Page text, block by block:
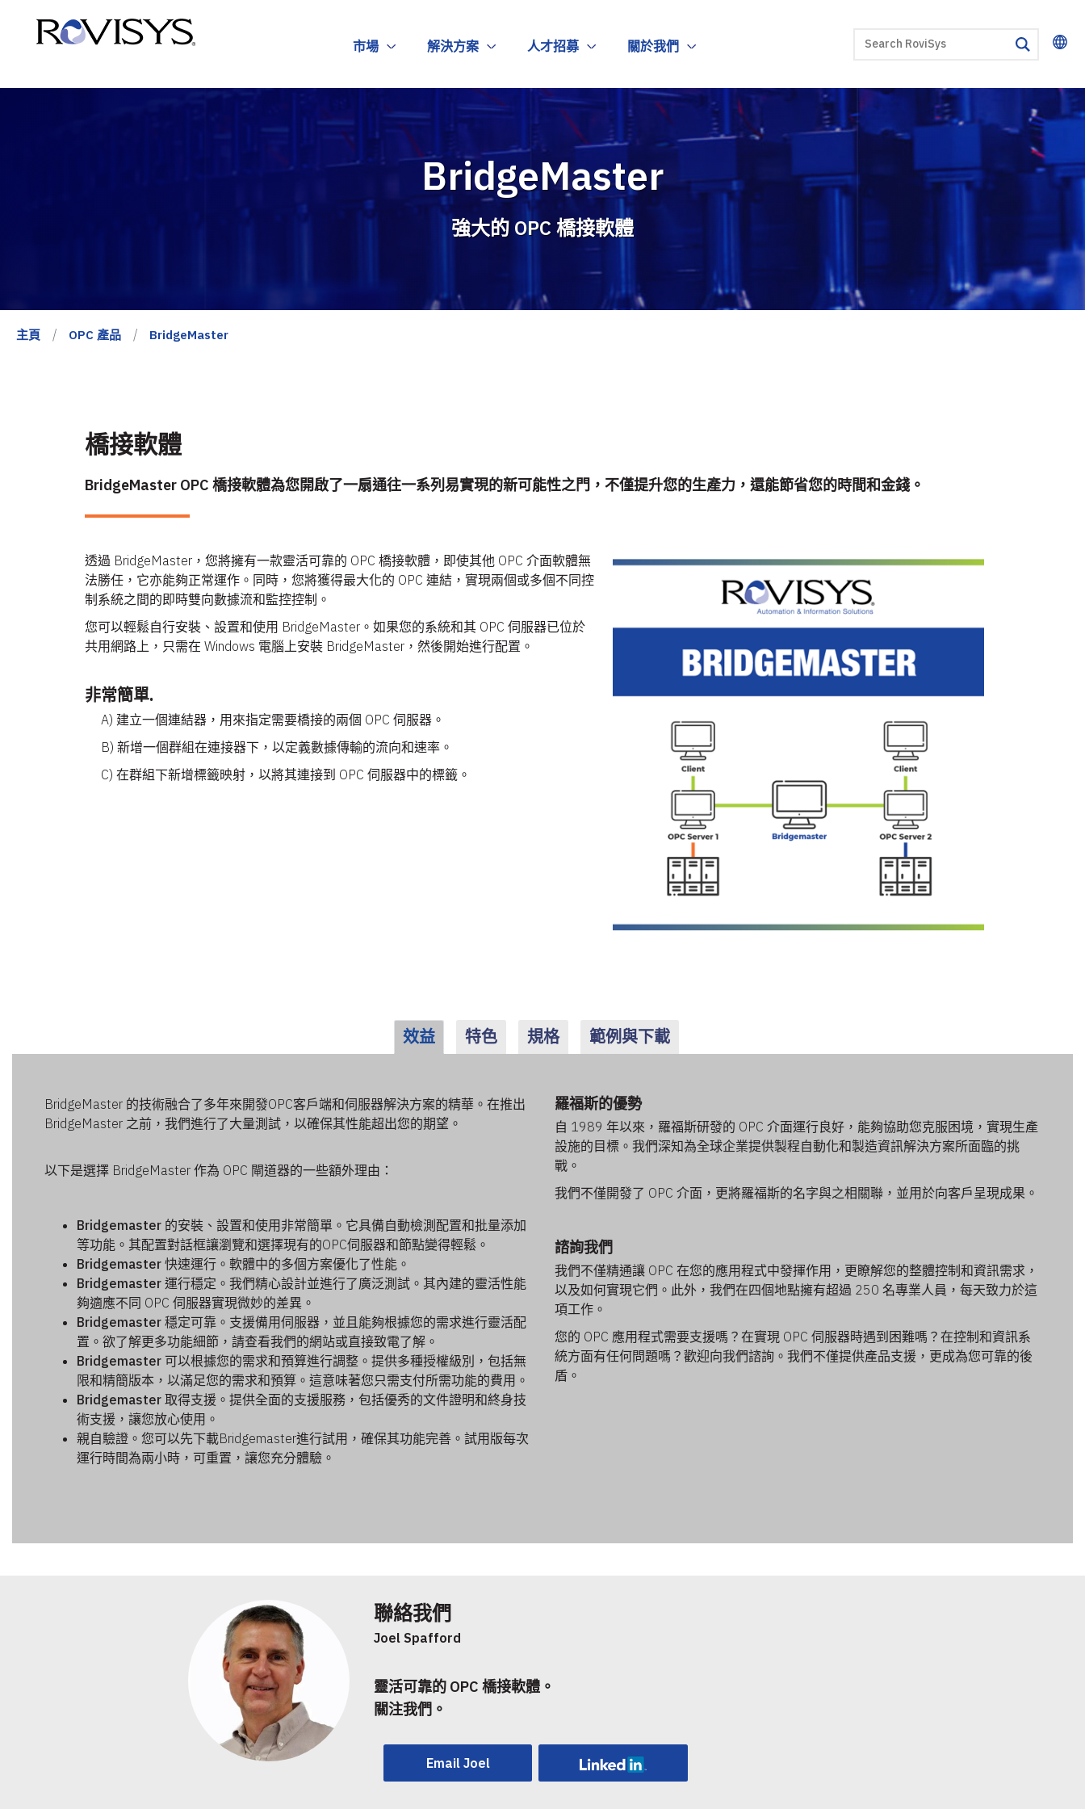
市場 解決方案 人才招募 關於我們
search
BridgeMaster
強大的 OPC 橋接軟體
主頁 OPC 產品 BridgeMaster
橋接軟體
BridgeMaster OPC 橋接軟體為您開啟了一扇通往一系列易實現的新可能性之門，不僅提升您的生產力，還能節省您的時間和金錢。
透過 BridgeMaster，您將擁有一款靈活可靠的 OPC 橋接軟體，即使其他 OPC 介面軟體無
法勝任，它亦能夠正常運作。同時，您將獲得最大化的 OPC 連結，實現兩個或多個不同控
制系統之間的即時雙向數據流和監控控制。
您可以輕鬆自行安裝、設置和使用 BridgeMaster。如果您的系統和其 OPC 伺服器已位於
共用網路上，只需在 Windows 電腦上安裝 BridgeMaster，然後開始進行配置。
非常簡單.
A) 建立一個連結器，用來指定需要橋接的兩個 OPC 伺服器。
B) 新增一個群組在連接器下，以定義數據傳輸的流向和速率。
C) 在群組下新增標籤映射，以將其連接到 OPC 伺服器中的標籤。
效益 特色 規格 範例與下載
BridgeMaster 的技術融合了多年來開發OPC客戶端和伺服器解決方案的精華。在推出
BridgeMaster 之前，我們進行了大量測試，以確保其性能超出您的期望。
以下是選擇 BridgeMaster 作為 OPC 閘道器的一些額外理由：
Bridgemaster 的安裝、設置和使用非常簡單 。它具備自動檢測配置和批量添加
等功能。其配置對話框讓瀏覽和選擇現有的OPC伺服器和節點變得輕鬆。
Bridgemaster 快速運行。 軟體中的多個方案優化了性能。
Bridgemaster 運行穩定。 我們精心設計並進行了廣泛測試。其內建的靈活性能
夠適應不同 OPC 伺服器實現微妙的差異。
Bridgemaster 穩定可靠 。支援備用伺服器，並且能夠根據您的需求進行靈活配
置。欲了解更多功能細節，請查看我們的網站或直接致電了解。
Bridgemaster 可以根據您的需求和預算進行調整。 提供多種授權級別，包括無
限和精簡版本，以滿足您的需求和預算。這意味著您只需支付所需功能的費用。
Bridgemaster 取得支援。 提供全面的支援服務，包括優秀的文件證明和終身技
術支援，讓您放心使用。
親自驗證 。您可以先下載Bridgemaster進行試用，確保其功能完善。試用版每次
運行時間為兩小時，可重置，讓您充分體驗。
羅福斯的優勢
自 1989 年以來，羅福斯研發的 OPC 介面運行良好，能夠協助您克服困境，實現生產
設施的目標。我們深知為全球企業提供製程自動化和製造資訊解決方案所面臨的挑
戰。
我們不僅開發了 OPC 介面，更將羅福斯的名字與之相關聯，並用於向客戶呈現成果。
諮詢我們
我們不僅精通讓 OPC 在您的應用程式中發揮作用，更瞭解您的整體控制和資訊需求，
以及如何實現它們。此外，我們在四個地點擁有超過 250 名專業人員，每天致力於這
項工作。
您的 OPC 應用程式需要支援嗎？在實現 OPC 伺服器時遇到困難嗎？在控制和資訊系
統方面有任何問題嗎？歡迎向我們諮詢。我們不僅提供產品支援，更成為您可靠的後
盾。
聯絡我們
Joel Spafford
靈活可靠的 OPC 橋接軟體。
關注我們。
Email Joel